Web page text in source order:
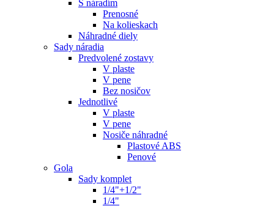
S náradím
Prenosné
Na kolieskach
Náhradné diely
Sady náradia
Predvolené zostavy
V plaste
V pene
Bez nosičov
Jednotlivé
V plaste
V pene
Nosiče náhradné
Plastové ABS
Penové
Gola
Sady komplet
1/4"+1/2"
1/4"